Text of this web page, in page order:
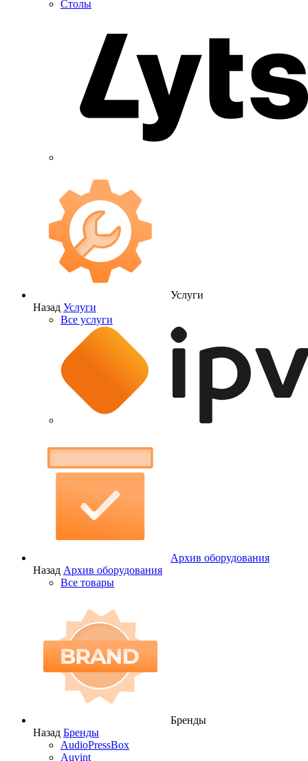
Столы
Услуги
Назад Услуги
Все услуги
Архив оборудования
Назад Архив оборудования
Все товары
Бренды
Назад Бренды
AudioPressBox
Auvint